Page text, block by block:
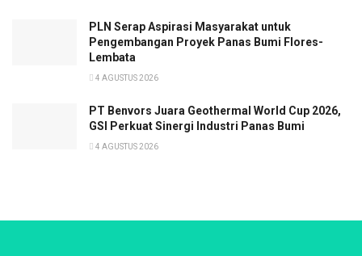
PLN Serap Aspirasi Masyarakat untuk
Pengembangan Proyek Panas Bumi Flores-
Lembata
4 AGUSTUS 2026
PT Benvors Juara Geothermal World Cup 2026,
GSI Perkuat Sinergi Industri Panas Bumi
4 AGUSTUS 2026